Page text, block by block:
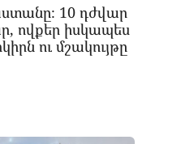
10 դժվար
ովքեր իսկապես
ու մշակույթը